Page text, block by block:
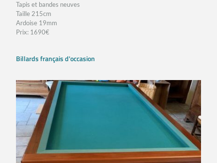
Tapis et bandes neuves
Taille 215cm
Ardoise 19mm
Prix: 1690€
Billards français d'occasion